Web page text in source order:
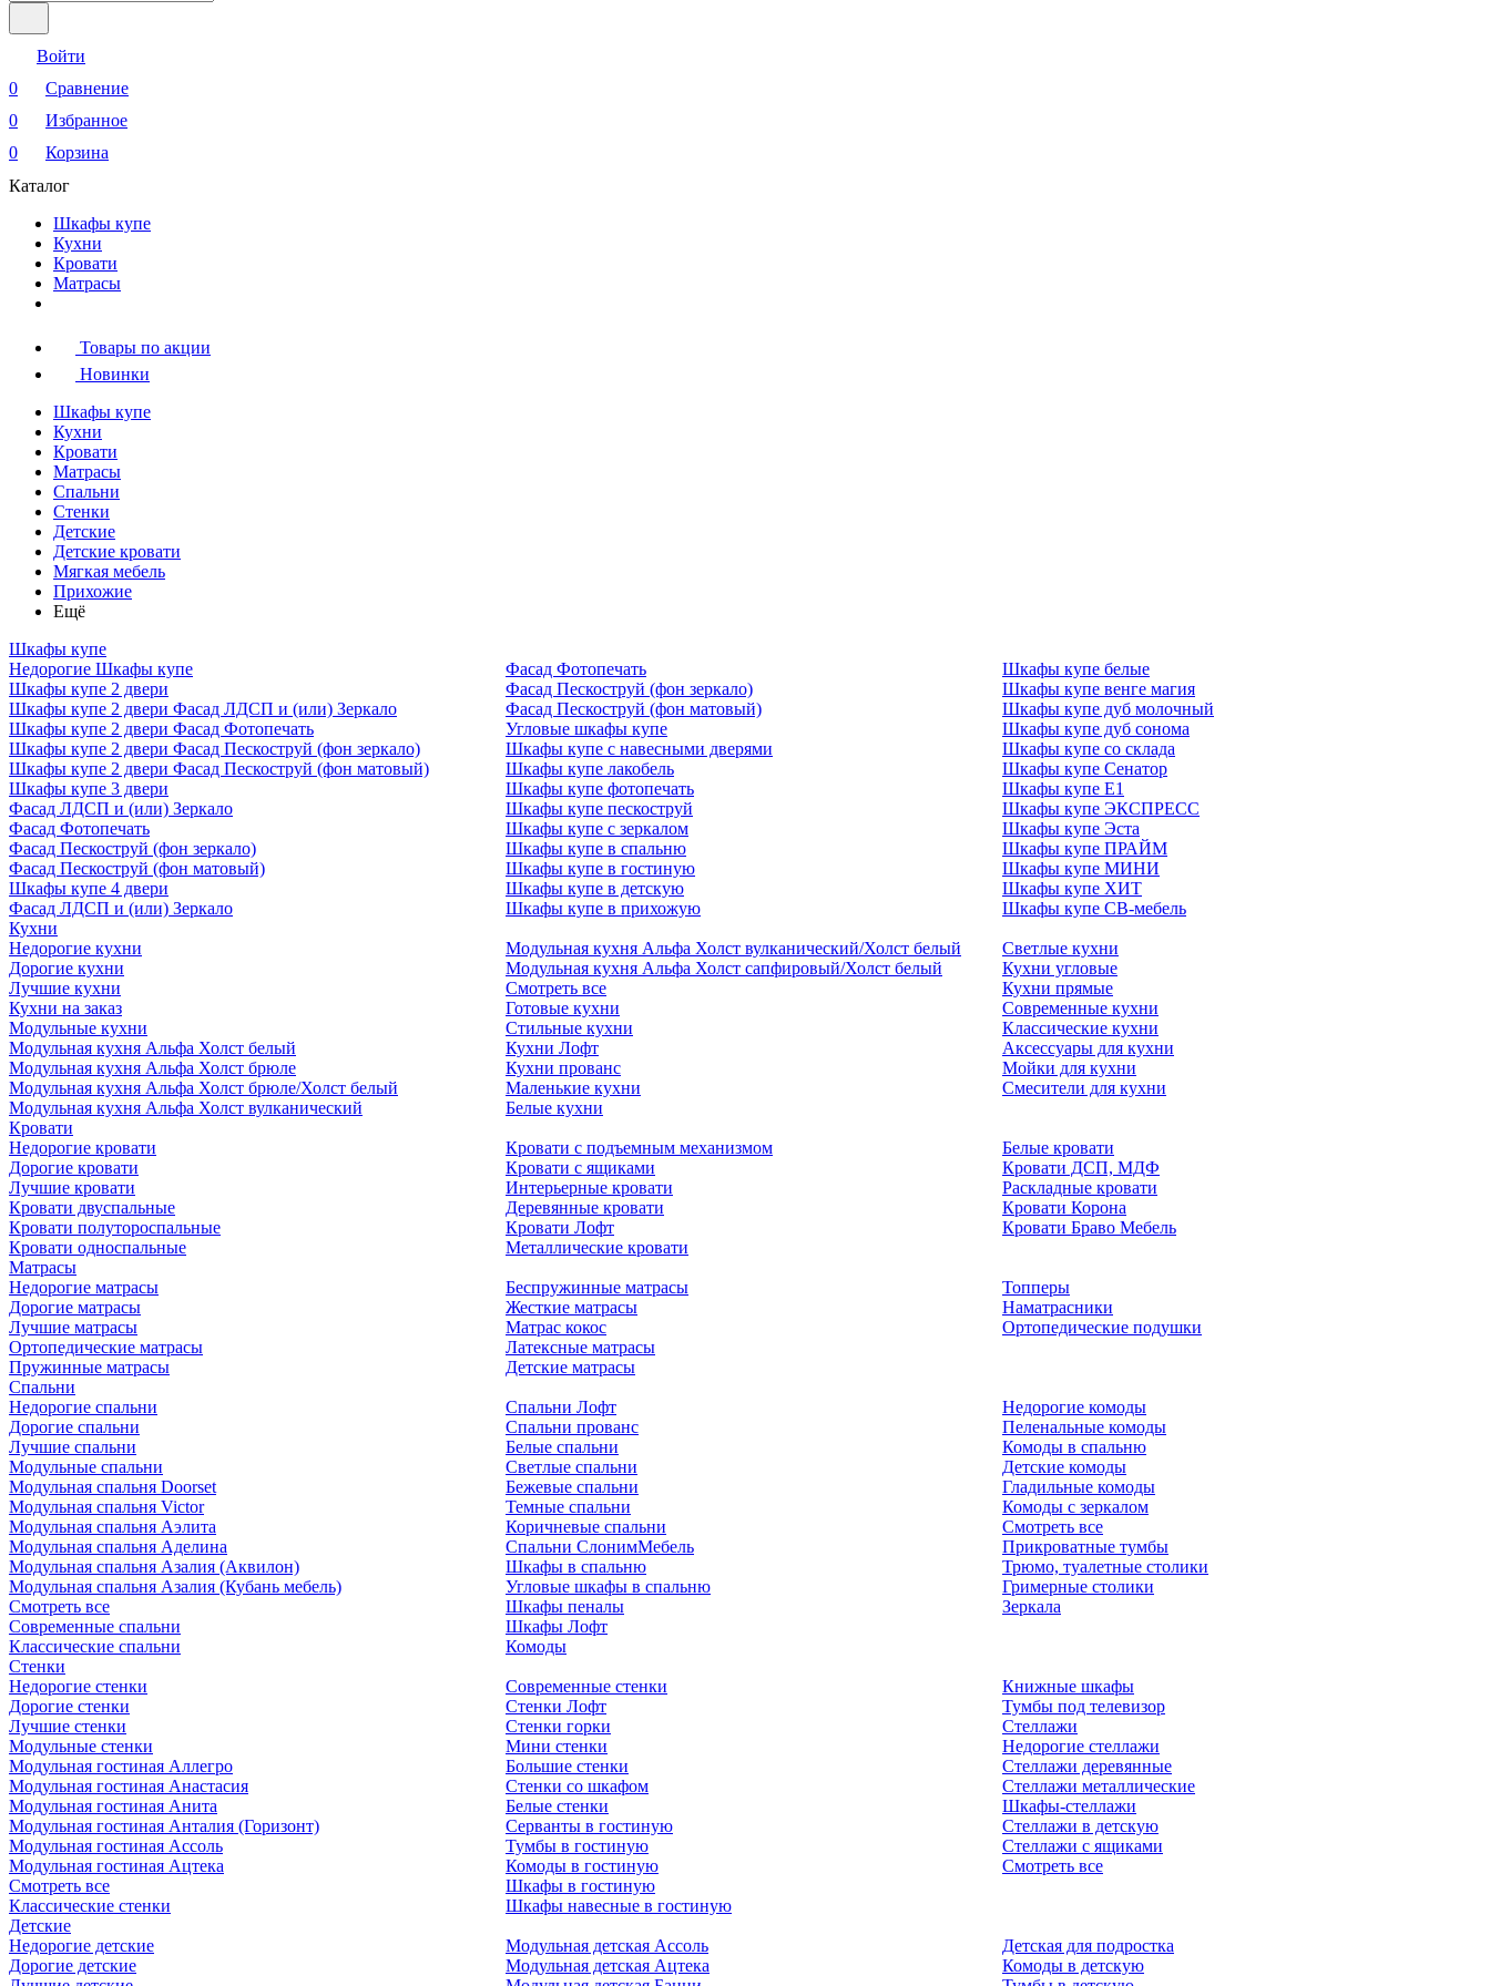
Войти
0
Сравнение
0
Избранное
0
Корзина
Каталог
Шкафы купе
Кухни
Кровати
Матрасы
Товары по акции
Новинки
Шкафы купе
Кухни
Кровати
Матрасы
Cпальни
Стенки
Детские
Детские кровати
Мягкая мебель
Прихожие
Ещё
Шкафы купе
Недорогие Шкафы купе
Шкафы купе 2 двери
Шкафы купе 2 двери Фасад ЛДСП и (или) Зеркало
Шкафы купе 2 двери Фасад Фотопечать
Шкафы купе 2 двери Фасад Пескоструй (фон зеркало)
Шкафы купе 2 двери Фасад Пескоструй (фон матовый)
Шкафы купе 3 двери
Фасад ЛДСП и (или) Зеркало
Фасад Фотопечать
Фасад Пескоструй (фон зеркало)
Фасад Пескоструй (фон матовый)
Шкафы купе 4 двери
Фасад ЛДСП и (или) Зеркало
Фасад Фотопечать
Фасад Пескоструй (фон зеркало)
Фасад Пескоструй (фон матовый)
Угловые шкафы купе
Шкафы купе с навесными дверями
Шкафы купе лакобель
Шкафы купе фотопечать
Шкафы купе пескоструй
Шкафы купе с зеркалом
Шкафы купе в спальню
Шкафы купе в гостиную
Шкафы купе в детскую
Шкафы купе в прихожую
Шкафы купе белые
Шкафы купе венге магия
Шкафы купе дуб молочный
Шкафы купе дуб сонома
Шкафы купе со склада
Шкафы купе Сенатор
Шкафы купе Е1
Шкафы купе ЭКСПРЕСС
Шкафы купе Эста
Шкафы купе ПРАЙМ
Шкафы купе МИНИ
Шкафы купе ХИТ
Шкафы купе СВ-мебель
Кухни
Недорогие кухни
Дорогие кухни
Лучшие кухни
Кухни на заказ
Модульные кухни
Модульная кухня Альфа Холст белый
Модульная кухня Альфа Холст брюле
Модульная кухня Альфа Холст брюле/Холст белый
Модульная кухня Альфа Холст вулканический
Модульная кухня Альфа Холст вулканический/Холст белый
Модульная кухня Альфа Холст сапфировый/Холст белый
Смотреть все
Готовые кухни
Стильные кухни
Кухни Лофт
Кухни прованс
Маленькие кухни
Белые кухни
Светлые кухни
Кухни угловые
Кухни прямые
Современные кухни
Классические кухни
Аксессуары для кухни
Мойки для кухни
Смесители для кухни
Кровати
Недорогие кровати
Дорогие кровати
Лучшие кровати
Кровати двуспальные
Кровати полутороспальные
Кровати односпальные
Кровати с подъемным механизмом
Кровати с ящиками
Интерьерные кровати
Деревянные кровати
Кровати Лофт
Металлические кровати
Белые кровати
Кровати ДСП, МДФ
Раскладные кровати
Кровати Корона
Кровати Браво Мебель
Матрасы
Недорогие матрасы
Дорогие матрасы
Лучшие матрасы
Ортопедические матрасы
Пружинные матрасы
Беспружинные матрасы
Жесткие матрасы
Матрас кокос
Латексные матрасы
Детские матрасы
Топперы
Наматрасники
Ортопедические подушки
Cпальни
Недорогие спальни
Дорогие спальни
Лучшие спальни
Модульные спальни
Модульная спальня Doorset
Модульная спальня Victor
Модульная спальня Аэлита
Модульная спальня Аделина
Модульная спальня Азалия (Аквилон)
Модульная спальня Азалия (Кубань мебель)
Смотреть все
Современные спальни
Классические спальни
Спальни Лофт
Спальни прованс
Белые спальни
Светлые спальни
Бежевые спальни
Темные спальни
Коричневые спальни
Спальни СлонимМебель
Шкафы в спальню
Угловые шкафы в спальню
Шкафы пеналы
Шкафы Лофт
Комоды
Недорогие комоды
Пеленальные комоды
Комоды в спальню
Детские комоды
Гладильные комоды
Комоды с зеркалом
Смотреть все
Прикроватные тумбы
Трюмо, туалетные столики
Гримерные столики
Зеркала
Стенки
Недорогие стенки
Дорогие стенки
Лучшие стенки
Модульные стенки
Модульная гостиная Аллегро
Модульная гостиная Анастасия
Модульная гостиная Анита
Модульная гостиная Анталия (Горизонт)
Модульная гостиная Ассоль
Модульная гостиная Ацтека
Смотреть все
Классические стенки
Современные стенки
Стенки Лофт
Стенки горки
Мини стенки
Большие стенки
Стенки со шкафом
Белые стенки
Серванты в гостиную
Тумбы в гостиную
Комоды в гостиную
Шкафы в гостиную
Шкафы навесные в гостиную
Книжные шкафы
Тумбы под телевизор
Стеллажи
Недорогие стеллажи
Стеллажи деревянные
Стеллажи металлические
Шкафы-стеллажи
Стеллажи в детскую
Стеллажи с ящиками
Смотреть все
Детские
Недорогие детские
Дорогие детские
Модульная детская Ассоль
Модульная детская Ацтека
Детская для подростка
Комоды в детскую